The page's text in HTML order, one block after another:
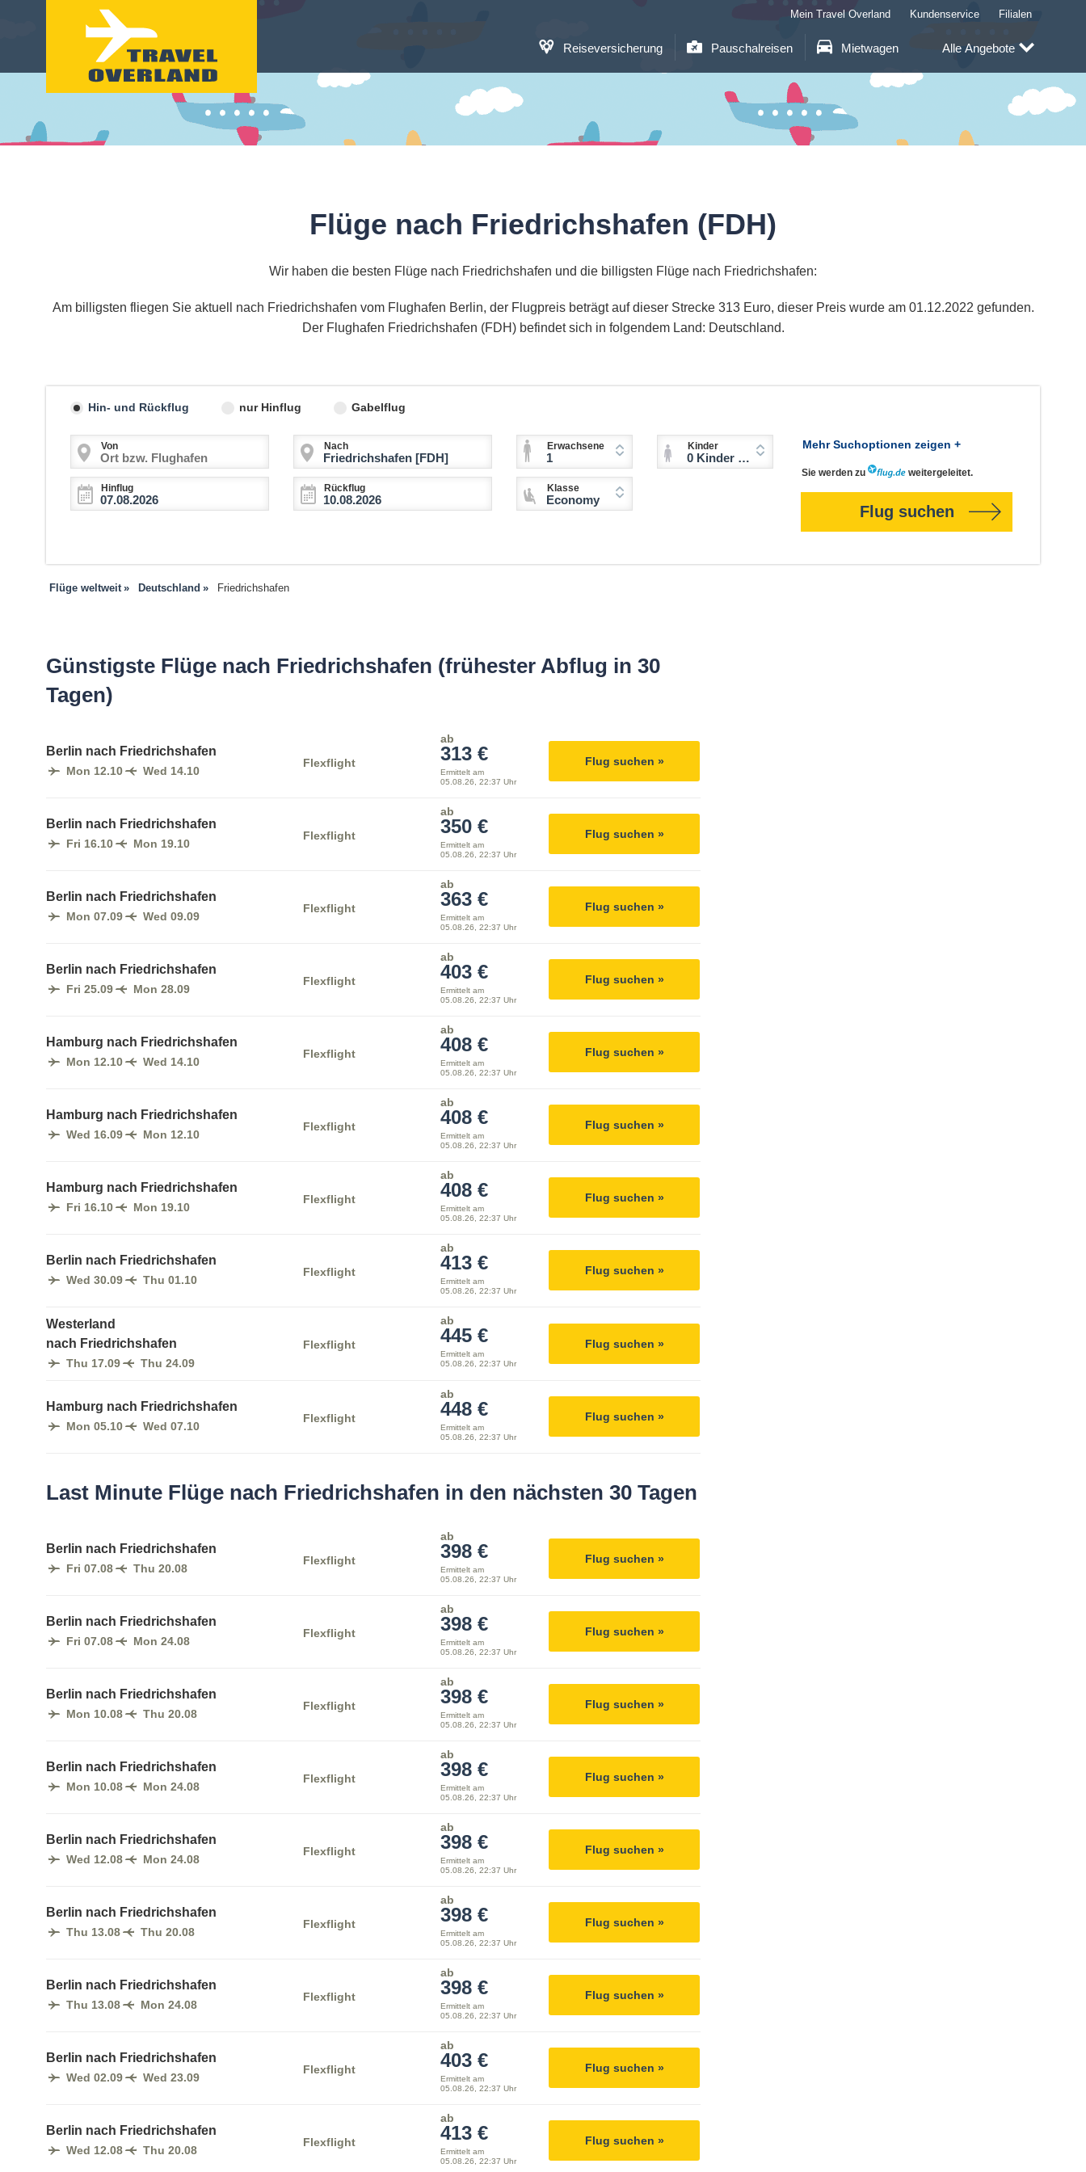
Reiseversicherung Pauschalreisen Mietwagen
Mein Travel Overland Kundenservice Filialen
Alle Angebote
Flüge nach Friedrichshafen (FDH)
Wir haben die besten Flüge nach Friedrichshafen und die billigsten Flüge nach Friedrichshafen:
Am billigsten fliegen Sie aktuell nach Friedrichshafen vom Flughafen Berlin, der Flugpreis beträgt auf dieser Strecke 313 Euro, dieser Preis wurde am 01.12.2022 gefunden.
Der Flughafen Friedrichshafen (FDH) befindet sich in folgendem Land: Deutschland.
Hin- und Rückflug nur Hinflug Gabelflug
Von Nach
Hinflug Rückflug
Erwachsene
1
Kinder
0 Kinder (2-11 Jahre)
Klasse
Economy
Mehr Suchoptionen zeigen +
Sie werden zu weitergeleitet.
Flug suchen
Flüge weltweit Deutschland Friedrichshafen
Günstigste Flüge nach Friedrichshafen (frühester Abflug in 30
Tagen)
Berlin nach Friedrichshafen
Mon 12.10 Wed 14.10
Flexflight
ab
313 €
Ermittelt am
05.08.26, 22:37 Uhr
Flug suchen »
Berlin nach Friedrichshafen
Fri 16.10 Mon 19.10
Flexflight
ab
350 €
Ermittelt am
05.08.26, 22:37 Uhr
Flug suchen »
Berlin nach Friedrichshafen
Mon 07.09 Wed 09.09
Flexflight
ab
363 €
Ermittelt am
05.08.26, 22:37 Uhr
Flug suchen »
Berlin nach Friedrichshafen
Fri 25.09 Mon 28.09
Flexflight
ab
403 €
Ermittelt am
05.08.26, 22:37 Uhr
Flug suchen »
Hamburg nach Friedrichshafen
Mon 12.10 Wed 14.10
Flexflight
ab
408 €
Ermittelt am
05.08.26, 22:37 Uhr
Flug suchen »
Hamburg nach Friedrichshafen
Wed 16.09 Mon 12.10
Flexflight
ab
408 €
Ermittelt am
05.08.26, 22:37 Uhr
Flug suchen »
Hamburg nach Friedrichshafen
Fri 16.10 Mon 19.10
Flexflight
ab
408 €
Ermittelt am
05.08.26, 22:37 Uhr
Flug suchen »
Berlin nach Friedrichshafen
Wed 30.09 Thu 01.10
Flexflight
ab
413 €
Ermittelt am
05.08.26, 22:37 Uhr
Flug suchen »
Westerland
nach Friedrichshafen
Thu 17.09 Thu 24.09
Flexflight
ab
445 €
Ermittelt am
05.08.26, 22:37 Uhr
Flug suchen »
Hamburg nach Friedrichshafen
Mon 05.10 Wed 07.10
Flexflight
ab
448 €
Ermittelt am
05.08.26, 22:37 Uhr
Flug suchen »
Last Minute Flüge nach Friedrichshafen in den nächsten 30 Tagen
Berlin nach Friedrichshafen
Fri 07.08 Thu 20.08
Flexflight
ab
398 €
Ermittelt am
05.08.26, 22:37 Uhr
Flug suchen »
Berlin nach Friedrichshafen
Fri 07.08 Mon 24.08
Flexflight
ab
398 €
Ermittelt am
05.08.26, 22:37 Uhr
Flug suchen »
Berlin nach Friedrichshafen
Mon 10.08 Thu 20.08
Flexflight
ab
398 €
Ermittelt am
05.08.26, 22:37 Uhr
Flug suchen »
Berlin nach Friedrichshafen
Mon 10.08 Mon 24.08
Flexflight
ab
398 €
Ermittelt am
05.08.26, 22:37 Uhr
Flug suchen »
Berlin nach Friedrichshafen
Wed 12.08 Mon 24.08
Flexflight
ab
398 €
Ermittelt am
05.08.26, 22:37 Uhr
Flug suchen »
Berlin nach Friedrichshafen
Thu 13.08 Thu 20.08
Flexflight
ab
398 €
Ermittelt am
05.08.26, 22:37 Uhr
Flug suchen »
Berlin nach Friedrichshafen
Thu 13.08 Mon 24.08
Flexflight
ab
398 €
Ermittelt am
05.08.26, 22:37 Uhr
Flug suchen »
Berlin nach Friedrichshafen
Wed 02.09 Wed 23.09
Flexflight
ab
403 €
Ermittelt am
05.08.26, 22:37 Uhr
Flug suchen »
Berlin nach Friedrichshafen
Wed 12.08 Thu 20.08
Flexflight
ab
413 €
Ermittelt am
05.08.26, 22:37 Uhr
Flug suchen »